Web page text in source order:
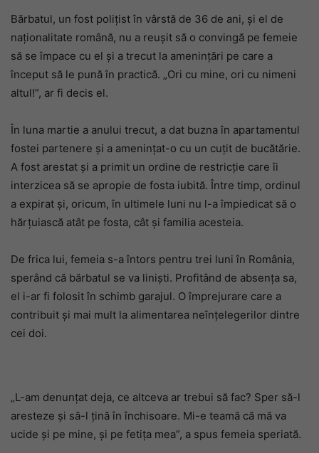
Bărbatul, un fost polițist în vârstă de 36 de ani, și el de
naționalitate română, nu a reușit să o convingă pe femeie
să se împace cu el și a trecut la amenințări pe care a
început să le pună în practică. „Ori cu mine, ori cu nimeni
altul!”, ar fi decis el.
În luna martie a anului trecut, a dat buzna în apartamentul
fostei partenere și a amenințat-o cu un cuțit de bucătărie.
A fost arestat și a primit un ordine de restricție care îi
interzicea să se apropie de fosta iubită. Între timp, ordinul
a expirat și, oricum, în ultimele luni nu l-a împiedicat să o
hărțuiască atât pe fosta, cât și familia acesteia.
De frica lui, femeia s-a întors pentru trei luni în România,
sperând că bărbatul se va liniști. Profitând de absența sa,
el i-ar fi folosit în schimb garajul. O împrejurare care a
contribuit și mai mult la alimentarea neînțelegerilor dintre
cei doi.
„L-am denunțat deja, ce altceva ar trebui să fac? Sper să-l
aresteze și să-l țină în închisoare. Mi-e teamă că mă va
ucide și pe mine, și pe fetița mea”, a spus femeia speriată.